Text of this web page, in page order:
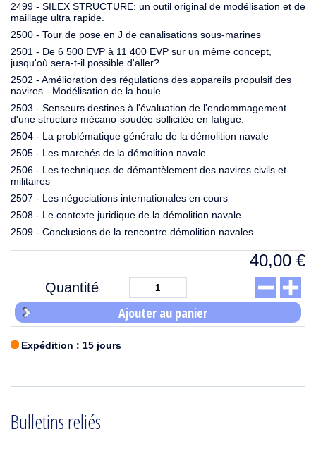
2499 - SILEX STRUCTURE: un outil original de modélisation et de
maillage ultra rapide.
2500 - Tour de pose en J de canalisations sous-marines
2501 - De 6 500 EVP à 11 400 EVP sur un même concept,
jusqu'où sera-t-il possible d'aller?
2502 - Amélioration des régulations des appareils propulsif des
navires - Modélisation de la houle
2503 - Senseurs destines à l'évaluation de l'endommagement
d'une structure mécano-soudée sollicitée en fatigue.
2504 - La problématique générale de la démolition navale
2505 - Les marchés de la démolition navale
2506 - Les techniques de démantèlement des navires civils et
militaires
2507 - Les négociations internationales en cours
2508 - Le contexte juridique de la démolition navale
2509 - Conclusions de la rencontre démolition navales
40,00 €
Quantité
Ajouter au panier
Expédition : 15 jours
Bulletins reliés